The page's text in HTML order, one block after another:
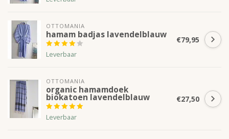
OTTOMANIA
hamam badjas lavendelblauw
Leverbaar
€79,95
OTTOMANIA
organic hamamdoek
biokatoen lavendelblauw
Leverbaar
€27,50